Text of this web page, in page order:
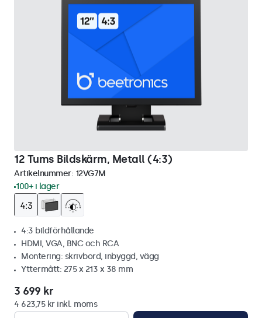
12 Tums Bildskärm, Metall (4:3)
Artikelnummer: 12VG7M
100+ i lager
4:3 bildförhållande
HDMI, VGA, BNC och RCA
Montering: skrivbord, inbyggd, vägg
Yttermått: 275 x 213 x 38 mm
3 699 kr
4 623,75 kr inkl. moms